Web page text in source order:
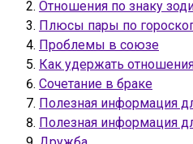
Отношения по знаку
Плюсы пары по
Проблемы в союзе
Как удержать
Сочетание в браке
Полезная информация
Полезная информация